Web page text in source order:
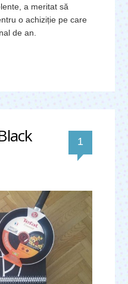
a meritat să
o achiziție pe care
de an.
1